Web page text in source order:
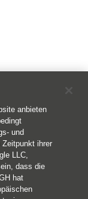
anbieten
und
Zeitpunkt ihrer
LLC,
dass die
hat